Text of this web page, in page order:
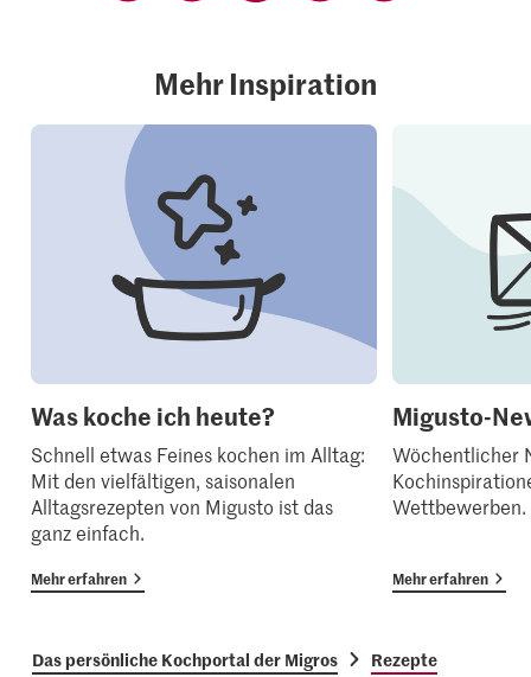
Mehr Inspiration
Was koche ich heute?
Schnell etwas Feines kochen im Alltag:
Mit den vielfältigen, saisonalen
Alltagsrezepten von Migusto ist das
ganz einfach.
Mehr erfahren
Migusto-
Wöchentlicher
Wettbewerben.
Mehr erfahren
Das persönliche Kochportal der Migros Rezepte